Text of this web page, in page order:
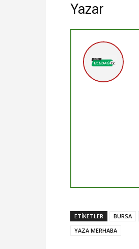
Yazar
ETIKETLER BURSA
YAZA MERHABA